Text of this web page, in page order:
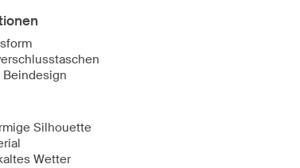
Silhouette
Wetter